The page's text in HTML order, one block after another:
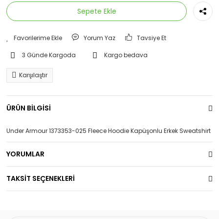
Sepete Ekle
Yorum Yaz Tavsiye Et
3 Günde Kargoda Kargo bedava
Karşılaştır
ÜRÜN BİLGİSİ
Under Armour 1373353-025 Fleece Hoodie Kapüşonlu Erkek Sweatshirt
YORUMLAR
TAKSİT SEÇENEKLERİ